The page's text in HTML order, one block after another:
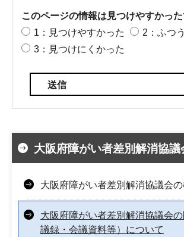
このページの情報は見つけやすかった
1：見つけやすかった
2：ふつう
3：見つけにくかった
大阪府障がい者差別解消協議
大阪府障がい者差別解消協議会
大阪府障がい者差別解消協議会
議録・会議資料等）について